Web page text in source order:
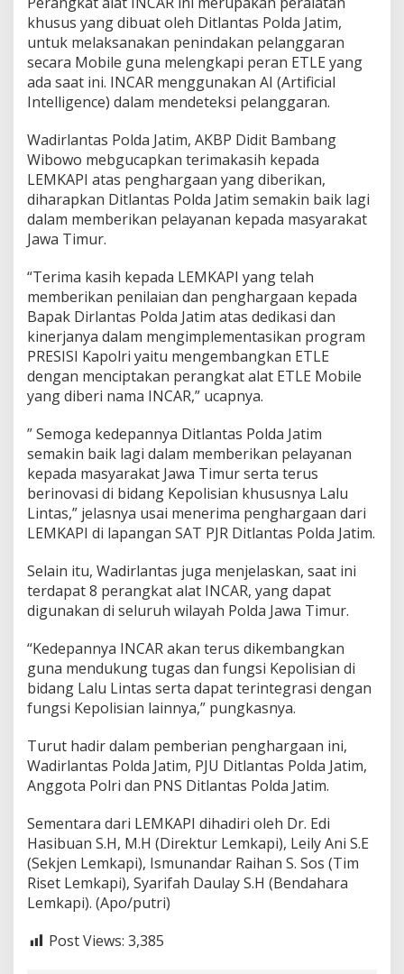
khusus yang dibuat oleh Ditlantas Polda Jatim,
untuk melaksanakan penindakan pelanggaran
secara Mobile guna melengkapi peran ETLE yang
ada saat ini. INCAR menggunakan AI (Artificial
Intelligence) dalam mendeteksi pelanggaran.
Wadirlantas Polda Jatim, AKBP Didit Bambang
Wibowo mebgucapkan terimakasih kepada
LEMKAPI atas penghargaan yang diberikan,
diharapkan Ditlantas Polda Jatim semakin baik lagi
dalam memberikan pelayanan kepada masyarakat
Jawa Timur.
“Terima kasih kepada LEMKAPI yang telah
memberikan penilaian dan penghargaan kepada
Bapak Dirlantas Polda Jatim atas dedikasi dan
kinerjanya dalam mengimplementasikan program
PRESISI Kapolri yaitu mengembangkan ETLE
dengan menciptakan perangkat alat ETLE Mobile
yang diberi nama INCAR,” ucapnya.
” Semoga kedepannya Ditlantas Polda Jatim
semakin baik lagi dalam memberikan pelayanan
kepada masyarakat Jawa Timur serta terus
berinovasi di bidang Kepolisian khususnya Lalu
Lintas,” jelasnya usai menerima penghargaan dari
LEMKAPI di lapangan SAT PJR Ditlantas Polda Jatim.
Selain itu, Wadirlantas juga menjelaskan, saat ini
terdapat 8 perangkat alat INCAR, yang dapat
digunakan di seluruh wilayah Polda Jawa Timur.
“Kedepannya INCAR akan terus dikembangkan
guna mendukung tugas dan fungsi Kepolisian di
bidang Lalu Lintas serta dapat terintegrasi dengan
fungsi Kepolisian lainnya,” pungkasnya.
Turut hadir dalam pemberian penghargaan ini,
Wadirlantas Polda Jatim, PJU Ditlantas Polda Jatim,
Anggota Polri dan PNS Ditlantas Polda Jatim.
Sementara dari LEMKAPI dihadiri oleh Dr. Edi
Hasibuan S.H, M.H (Direktur Lemkapi), Leily Ani S.E
(Sekjen Lemkapi), Ismunandar Raihan S. Sos (Tim
Riset Lemkapi), Syarifah Daulay S.H (Bendahara
Lemkapi). (Apo/putri)
Post Views: 3,385